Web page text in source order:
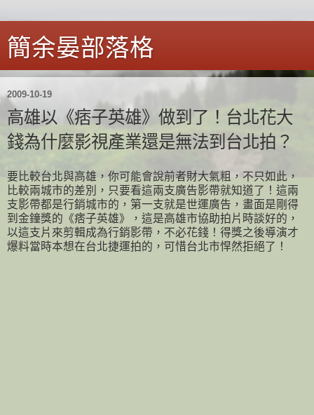
簡余晏部落格
2009-10-19
高雄以《痞子英雄》做到了！台北花大
錢為什麼影視產業還是無法到台北拍？
要比較台北與高雄，你可能會說前者財大氣粗，不只如此，
比較兩城市的差別，只要看這兩支廣告影帶就知道了！這兩
支影帶都是行銷城市的，第一支就是世運廣告，畫面是剛得
到金鐘獎的《痞子英雄》，這是高雄市協助拍片時談好的，
以這支片來剪輯成為行銷影帶，不必花錢！得獎之後導演才
爆料當時本想在台北捷運拍的，可惜台北市悍然拒絕了！